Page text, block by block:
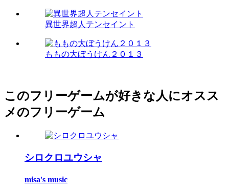
異世界超人テンセイント
ももの大ぼうけん２０１３
このフリーゲームが好きな人にオスス
メのフリーゲーム
シロクロユウシャ
misa's music